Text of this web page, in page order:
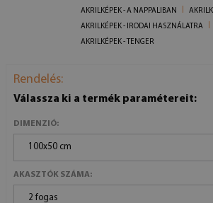
AKRILKÉPEK - A NAPPALIBAN
AKRILKÉPEK - IRODAI HASZNÁLATRA
AKRILKÉPEK - TENGER
Rendelés:
Válassza ki a termék paramétereit:
DIMENZIÓ:
100x50 cm
AKASZTÓK SZÁMA:
2 fogas